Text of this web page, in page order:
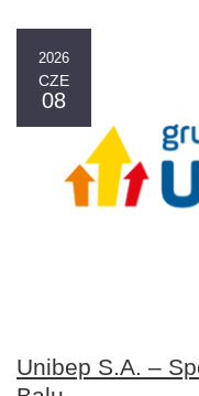
2026
CZE
08
Unibep S.A. –